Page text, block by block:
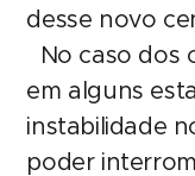
desse novo
No caso dos
em alguns
instabilidade
poder